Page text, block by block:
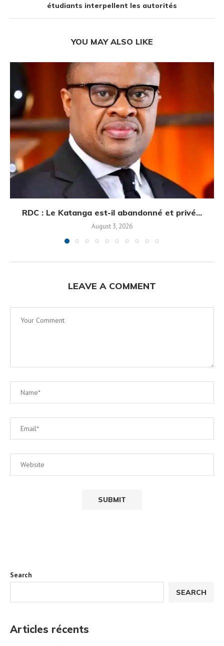
étudiants interpellent les autorités
YOU MAY ALSO LIKE
RDC : Le Katanga est-il abandonné et privé...
August 3, 2026
LEAVE A COMMENT
Search
SEARCH
Articles récents